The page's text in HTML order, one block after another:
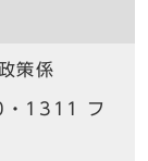
策係
1311 フ